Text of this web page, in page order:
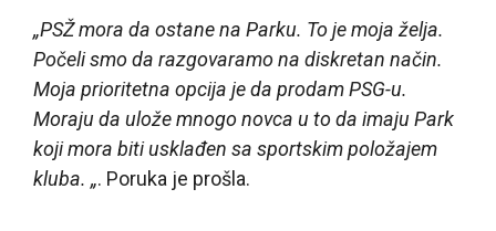
„PSŽ mora da ostane na Parku. To je moja želja.
Počeli smo da razgovaramo na diskretan način.
Moja prioritetna opcija je da prodam PSG-u.
Moraju da ulože mnogo novca u to da imaju Park
koji mora biti usklađen sa sportskim položajem
kluba. „. Poruka je prošla.